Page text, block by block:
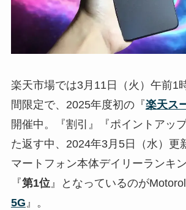
楽天市場では3月11日（火）午前1
間限定で、2025年度初の『楽天ス
開催中。『割引』『ポイントアッ
た返す中、2024年3月5日（水）更
マートフォン本体デイリーランキ
『第1位』となっているのが
5G』。